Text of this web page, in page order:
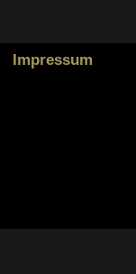
Impressum